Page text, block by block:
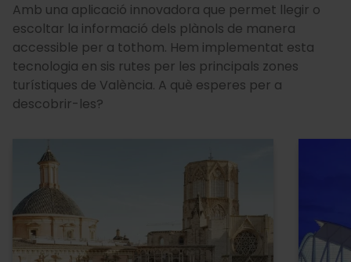
Amb una aplicació innovadora que permet llegir o
escoltar la informació dels plànols de manera
accessible per a tothom. Hem implementat esta
tecnologia en sis rutes per les principals zones
turístiques de València. A què esperes per a
descobrir-les?